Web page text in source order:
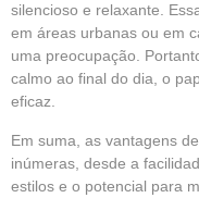
silencioso e relaxante.
em áreas urbanas ou em
uma preocupação.
calmo ao final do dia, o
eficaz.
Em suma, as vantagens
inúmeras, desde a
estilos e o potencial para